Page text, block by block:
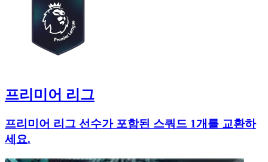
프리미어 리그
프리미어 리그 선수가 포함된 스쿼드 1개를 교환하
세요.